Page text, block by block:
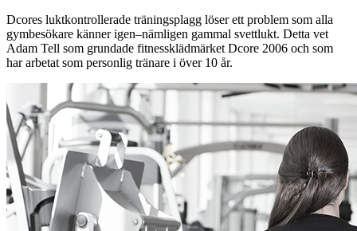
Dcores luktkontrollerade träningsplagg löser ett problem som alla
gymbesökare känner igen–nämligen gammal svettlukt. Detta vet
Adam Tell som grundade fitnessklädmärket Dcore 2006 och som
har arbetat som personlig tränare i över 10 år.